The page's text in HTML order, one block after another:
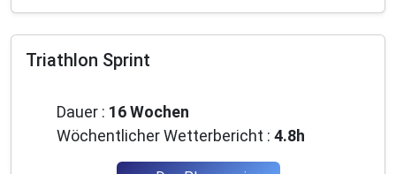
×
🚴‍♂️ Treten Sie der Gemeinschaft der
leidenschaftlichen Läufer und Triathleten
Schließen Sie sich Tausenden von begeisterten
Triathlon Sprint
Dauer : 16 Wochen
Wöchentlicher Wetterbericht : 4.8h